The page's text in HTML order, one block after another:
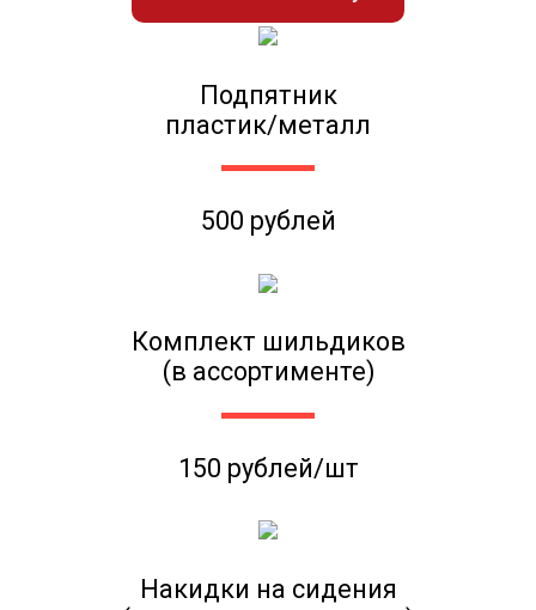
Подпятник
пластик/металл
500 рублей
Комплект шильдиков
(в ассортименте)
150 рублей/шт
Накидки на сидения